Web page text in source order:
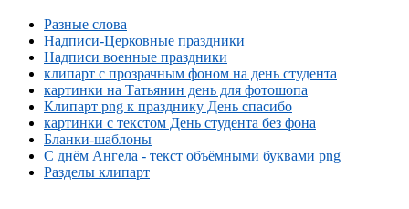
Разные слова
Надписи-Церковные праздники
Надписи военные праздники
клипарт с прозрачным фоном на день студента
картинки на Татьянин день для фотошопа
Клипарт png к празднику День спасибо
картинки с текстом День студента без фона
Бланки-шаблоны
С днём Ангела - текст объёмными буквами png
Разделы клипарт